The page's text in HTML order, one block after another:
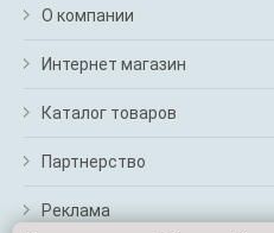
О компании
Интернет магазин
Каталог товаров
Партнерство
Реклама